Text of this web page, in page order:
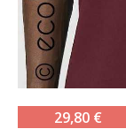
29,80 €